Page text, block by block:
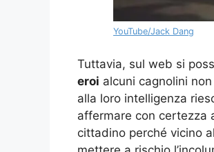
YouTube/Jack Dang
Tuttavia, sul web si
eroi alcuni cagnolini
alla loro intelligenza
affermare con certezza
cittadino perché vicino